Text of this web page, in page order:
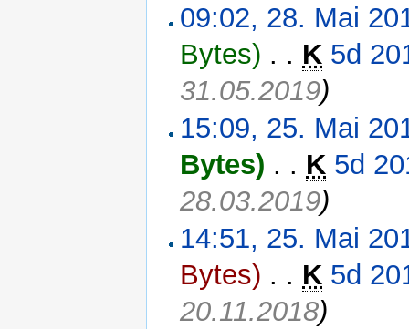
09:02, 28. Mai
Bytes) . . K 5d
31.05.2019)
15:09, 25. Mai
Bytes) . . K 5d
28.03.2019)
14:51, 25. Mai
Bytes) . . K 5d
20.11.2018)